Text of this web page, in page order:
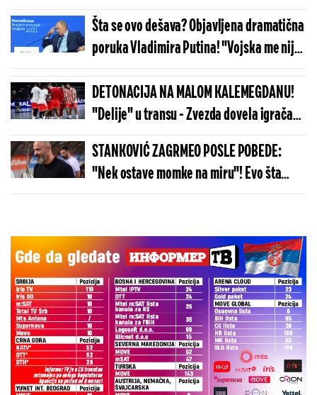
poslali zastrašujuću poruku -
"Obračunaćemo se..."
Šta se ovo dešava? Objavljena dramatična
poruka Vladimira Putina! "Vojska me nije
obavestila..."
DETONACIJA NA MALOM KALEMEGDANU!
"Delije" u transu - Zvezda dovela igrača
Real Madrida!
STANKOVIĆ ZAGRMEO POSLE POBEDE:
"Nek ostave momke na miru"! Evo šta
kaže o isključenju golmana!